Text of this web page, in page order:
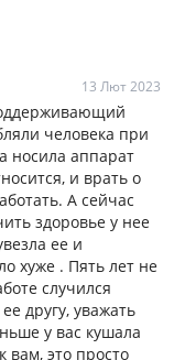
13 Лют 2023
человека при
носила аппарат
и врать о
А сейчас
здоровье у нее
ее и
хуже . Пять лет не
случился
другу, уважать
у вас кушала
вам, это просто